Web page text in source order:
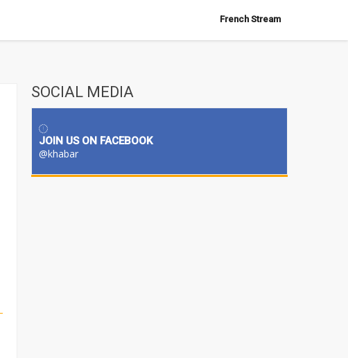
French Stream
SOCIAL MEDIA
JOIN US ON FACEBOOK
@khabar